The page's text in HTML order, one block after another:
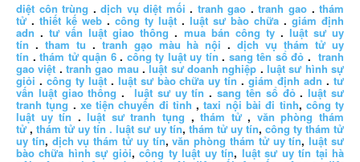
diệt côn trùng .dịch vụ diệt mối . tranh gao .tranh gao .thám
tử . thiết kế web . công ty luật . luật sư bào chữa . giám định
adn .tư vấn luật giao thông . mua bán công ty. luật sư uy
tín . tham tu . tranh gạo màu hà nội .dịch vụ thám tử uy
tín .thám tử quận 6. công ty luật uy tín . sang tên sổ đỏ .tranh
gao việt .tranh gao mau .luật sư doanh nghiệp .luật sư hình sự
giỏi . công ty luật. luật sư bào chữa uy tín .giám định adn .tư
vấn luật giao thông . luật sư uy tín .sang tên sổ đỏ.luật sư
tranh tụng . xe tiện chuyến đi tỉnh ,taxi nội bài đi tỉnh, công ty
luật uy tín .luật sư tranh tụng ,thám tử, văn phòng thám
tử ,thám tử uy tín . luật sư uy tín, thám tử uy tín, công ty thám tử
uy tín, dịch vụ thám tử uy tín,văn phòng thám tử uy tín,luật sư
bào chữa hình sự giỏi,công ty luật uy tín, luật sư uy tín tại hà